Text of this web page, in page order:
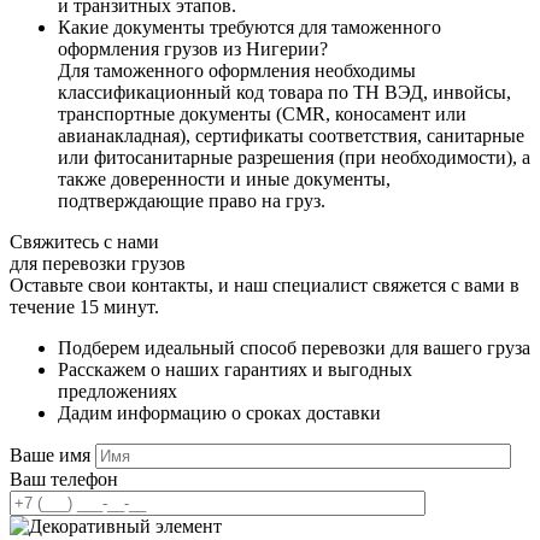
и транзитных этапов.
Какие документы требуются для таможенного
оформления грузов из Нигерии?
Для таможенного оформления необходимы
классификационный код товара по ТН ВЭД, инвойсы,
транспортные документы (CMR, коносамент или
авианакладная), сертификаты соответствия, санитарные
или фитосанитарные разрешения (при необходимости), а
также доверенности и иные документы,
подтверждающие право на груз.
Свяжитесь с нами
для перевозки грузов
Оставьте свои контакты, и наш специалист свяжется с вами в
течение 15 минут.
Подберем идеальный способ перевозки для вашего груза
Расскажем о наших гарантиях и выгодных
предложениях
Дадим информацию о сроках доставки
Ваше имя
Ваш телефон